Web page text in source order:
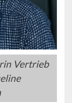
Vertrieb